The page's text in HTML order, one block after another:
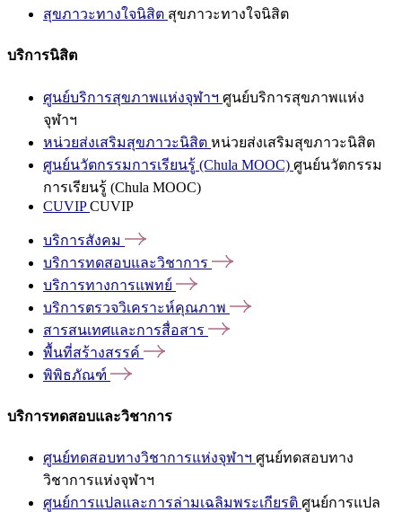
สุขภาวะทางใจนิสิต สุขภาวะทางใจนิสิต
บริการนิสิต
ศูนย์บริการสุขภาพแห่งจุฬาฯ ศูนย์บริการสุขภาพแห่ง
จุฬาฯ
หน่วยส่งเสริมสุขภาวะนิสิต หน่วยส่งเสริมสุขภาวะนิสิต
ศูนย์นวัตกรรมการเรียนรู้ (Chula MOOC) ศูนย์นวัตกรรม
การเรียนรู้ (Chula MOOC)
CUVIPCUVIP
บริการสังคม
บริการทดสอบและวิชาการ
บริการทางการแพทย์
บริการตรวจวิเคราะห์คุณภาพ
สารสนเทศและการสื่อสาร
พื้นที่สร้างสรรค์
พิพิธภัณฑ์
บริการทดสอบและวิชาการ
ศูนย์ทดสอบทางวิชาการแห่งจุฬาฯ ศูนย์ทดสอบทาง
วิชาการแห่งจุฬาฯ
ศูนย์การแปลและการล่ามเฉลิมพระเกียรติ ศูนย์การแปล